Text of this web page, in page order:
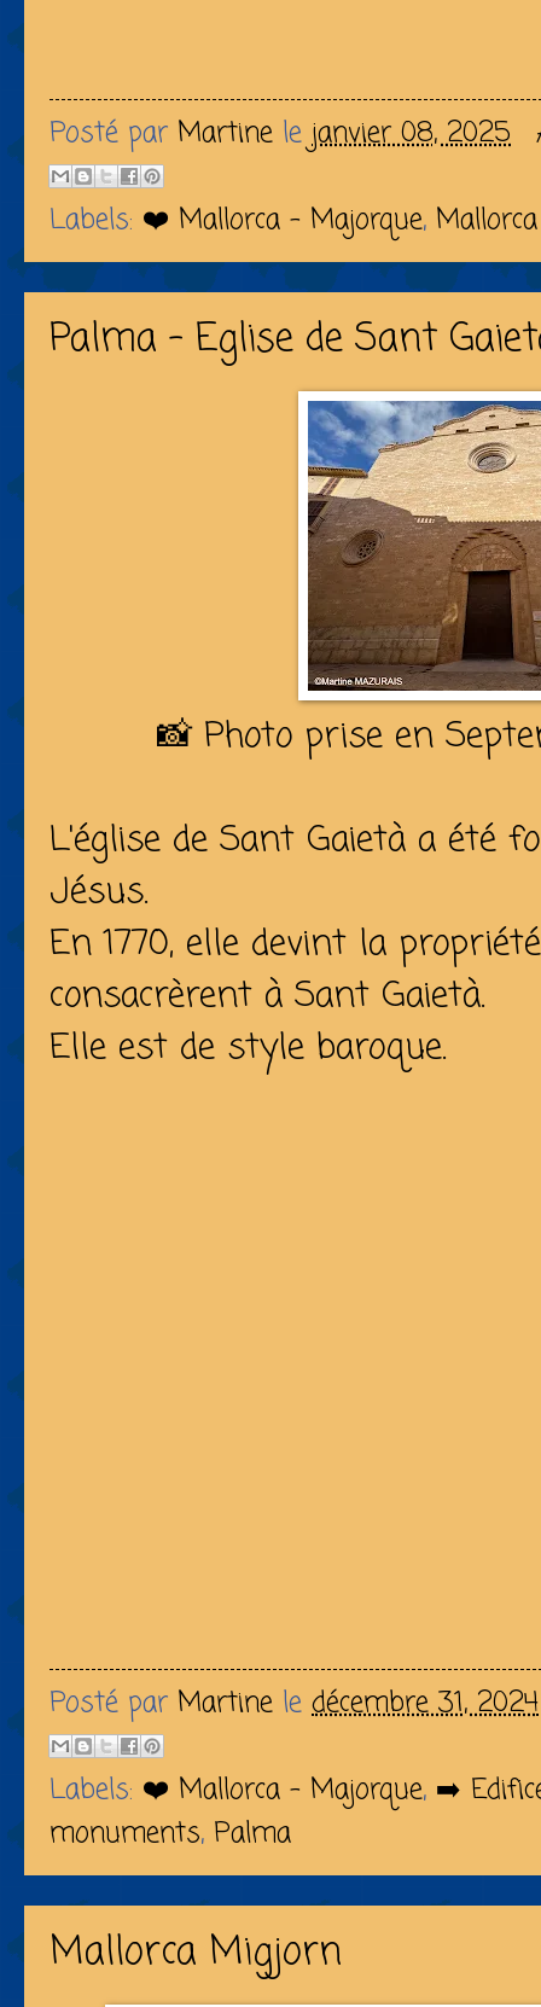
Posté par Martine le janvier 08, 2025
Labels: ❤️ Mallorca - Majorque,
Palma - Eglise de Sant
📸 Photo prise en
L'église de Sant Gaietà a été
Jésus.
En 1770, elle devint la
consacrèrent à Sant Gaietà.
Elle est de style baroque.
Posté par Martine le décembre 31, 2024
Labels: ❤️ Mallorca - Majorque, ➡️
monuments, Palma
Mallorca Migjorn